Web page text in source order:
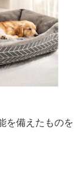
を備えたものを